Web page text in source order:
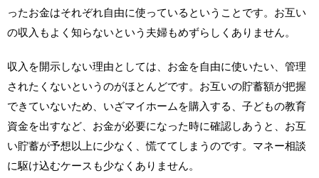
ったお金はそれぞれ自由に使っているということです。お互い
の収入もよく知らないという夫婦もめずらしくありません。
収入を開示しない理由としては、お金を自由に使いたい、管理
されたくないというのがほとんどです。お互いの貯蓄額が把握
できていないため、いざマイホームを購入する、子どもの教育
資金を出すなど、お金が必要になった時に確認しあうと、お互
い貯蓄が予想以上に少なく、慌ててしまうのです。マネー相談
に駆け込むケースも少なくありません。